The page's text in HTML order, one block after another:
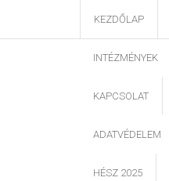
KEZDŐLAP
INTÉZMÉNYEK
KAPCSOLAT
ADATVÉDELEM
HÉSZ 2025